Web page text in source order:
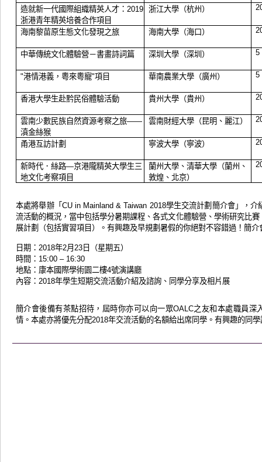
造就新一代國際組織精英人才：2019
浙港青年精英培養合作項目
浙江大學（杭州）
海南黎苗原生態文化發現之旅 海南大學（海口）
中華傳統文化體驗營－書畫詩詞篇 深圳大學（深圳） 5
"港情港義，粵來粵寵"項目 華南農業大學（廣州） 5
香港大學生赴黔民俗體驗活動 貴州大學（貴州）
雲南少數民族自然資源考察之旅——
滇金絲猴
雲南財經大學（昆明 、麗江）
甬港互訪計劃 寧波大學（寧波）
新時代．絲路—京港隴精英大學生三
地文化考察項目
蘭州大學、清華大學（蘭州、
敦煌、北京）
本處將舉辦「CU in Mainland & Taiwan 2018學生交流計劃簡介會」，介
流活動的概況，當中包括學分暑期課程、各式文化體驗營、學術研究比賽
展計劃（包括實習項目）。有興趣及早規劃暑假的你絕對不容錯過！簡介
日期： 2018年2月 23日（星期五）
時間： 15:00 – 16:30
地點：康本國際學術園二樓4號演講廳
內容： 2018年學生短期交流活動介紹及諮詢、同學分享及相片展
簡介會後備有茶點招待，屆時你亦可以向一眾OALC之友和本處職員深
情。本處亦將優先分配2018年交流活動的名額給出席同學。有興趣的同學